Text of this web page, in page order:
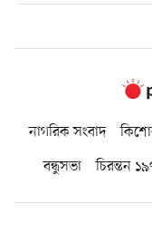
নাগরিক সংবাদ
বন্ধুসভা
চিরন্তন